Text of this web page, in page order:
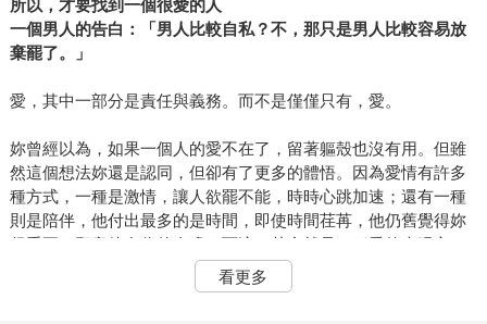
所以，才要找到一個很愛的人
一個男人的告白：「男人比較自私？不，那只是男人比較容易放
棄罷了。」
愛，其中一部分是責任與義務。而不是僅僅只有，愛。
妳曾經以為，如果一個人的愛不在了，留著軀殼也沒有用。但雖
然這個想法妳還是認同，但卻有了更多的體悟。因為愛情有許多
種方式，一種是激情，讓人欲罷不能，時時心跳加速；還有一種
則是陪伴，他付出最多的是時間，即使時間荏苒，他仍舊覺得妳
很重要，願意待在你的身邊。而這，其實就是一種愛的表現方
看更多